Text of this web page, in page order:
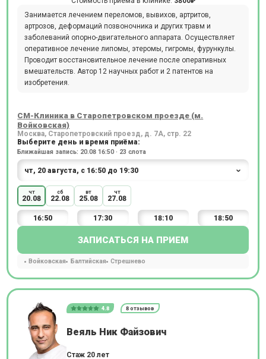
Занимается лечением переломов, вывихов, артритов,
артрозов, деформаций позвоночника и других травм и
заболеваний опорно-двигательного аппарата. Осуществляет
оперативное лечение липомы, этеромы, гигромы, фурункулы.
Проводит восстановительное лечение после оперативных
вмешательств. Автор 12 научных работ и 2 патентов на
изобретения.
СМ-Клиника в Старопетровском проезде (м.
Войковская)
Москва, Старопетровский проезд, д. 7А, стр. 22
Выберите день и время приёма:
Ближайшая запись: 20.08 16:50 · 23 слота
чт
20.08
сб
22.08
вт
25.08
чт
27.08
16:50 17:30 18:10 18:50
ЗАПИСАТЬСЯ НА ПРИЕМ
Войковская Балтийская Стрешнево
4.8 8 отзывов
Веяль Ник Файзович
Стаж 20 лет